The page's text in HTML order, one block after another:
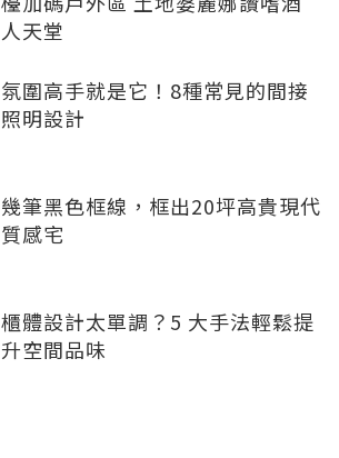
人天堂
氛圍高手就是它！8種常見的間接
照明設計
幾筆黑色框線，框出20坪高貴現代
質感宅
櫃體設計太單調？5 大手法輕鬆提
升空間品味